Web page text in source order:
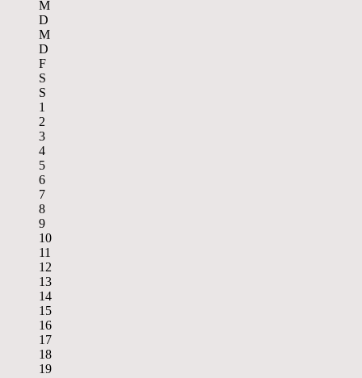
M
D
M
D
F
S
S
1
2
3
4
5
6
7
8
9
10
11
12
13
14
15
16
17
18
19